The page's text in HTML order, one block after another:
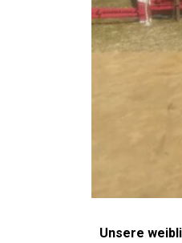
Unsere